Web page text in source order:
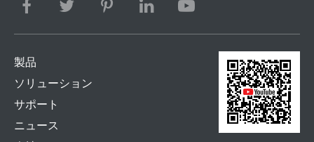
製品
ソリューション
サポート
ニュース